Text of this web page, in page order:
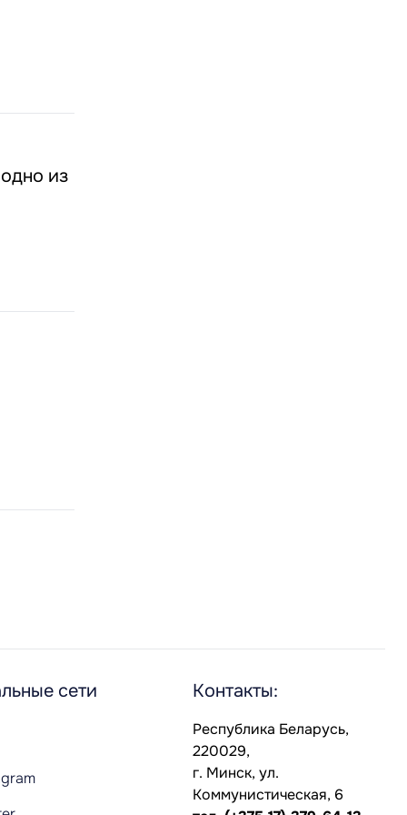
из
сети Контакты:
Республика Беларусь,
220029,
г. Минск, ул.
Коммунистическая, 6